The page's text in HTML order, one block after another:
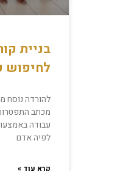
בניית
לחיפוש
עבודה
לפיה אדם
קרא עוד »